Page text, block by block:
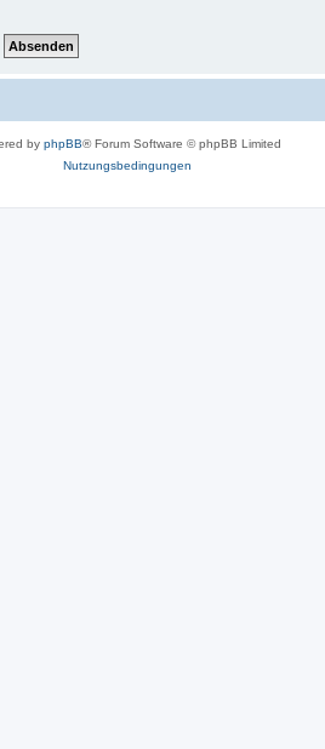
by phpBB® Forum Software © phpBB Limited
Nutzungsbedingungen